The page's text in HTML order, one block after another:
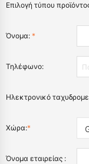
Επιλογή τύπου
Όνομα: *
Τηλέφωνο:
Ηλεκτρονικό
Χώρα:*
Όνομα εταιρείας :